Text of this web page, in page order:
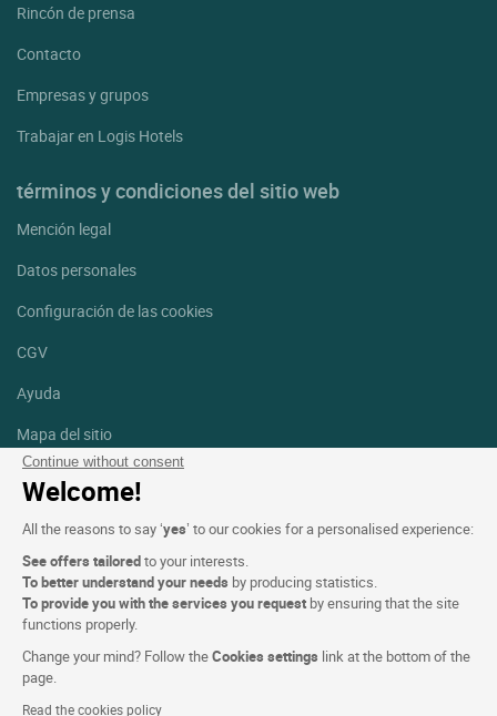
Continue without consent
Welcome!
All the reasons to say ‘yes’ to our cookies for a personalised experience:
See offers tailoredto your interests.
To better understand your needs by producing statistics.
To provide you with the services you request by ensuring that the site
functions properly.
Change your mind? Follow theCookies settings link at the bottom of the
page.
Read the cookies policy
Rincón de prensa
Contacto
Empresas y grupos
Trabajar en Logis Hotels
términos y condiciones del sitio web
Mención legal
Datos personales
Configuración de las cookies
CGV
Ayuda
Mapa del sitio
Créditos
fotografías
Facebook
Linkedin